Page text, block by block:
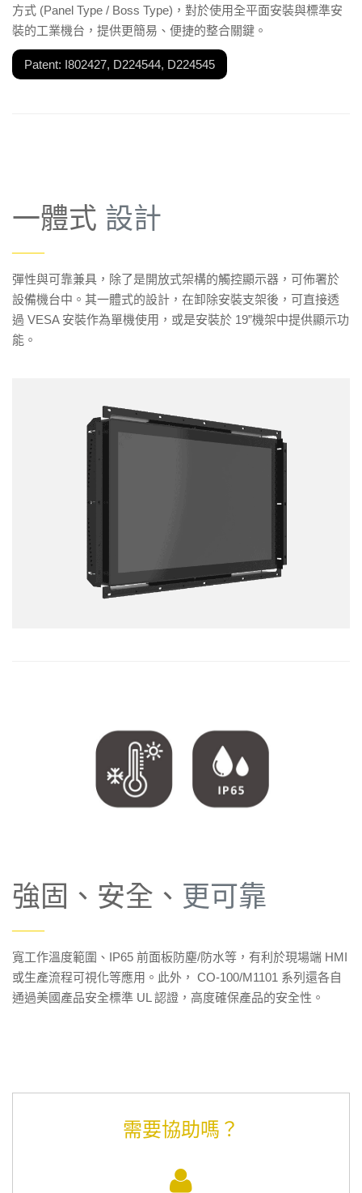
方式 (Panel Type / Boss Type)，對於使用全平面安裝與標準安
裝的工業機台，提供更簡易、便捷的整合關鍵。
Patent: I802427, D224544, D224545
一體式 設計
——
彈性與可靠兼具，除了是開放式架構的觸控顯示器，可佈署於
設備機台中。其一體式的設計，在卸除安裝支架後，可直接透
過 VESA 安裝作為單機使用，或是安裝於 19”機架中提供顯示功
能。
強固、安全、 更可靠
——
寬工作溫度範圍、IP65 前面板防塵/防水等，有利於現場端 HMI
或生產流程可視化等應用。此外， CO-100/M1101 系列還各自
通過美國產品安全標準 UL 認證，高度確保產品的安全性。
需要協助嗎？